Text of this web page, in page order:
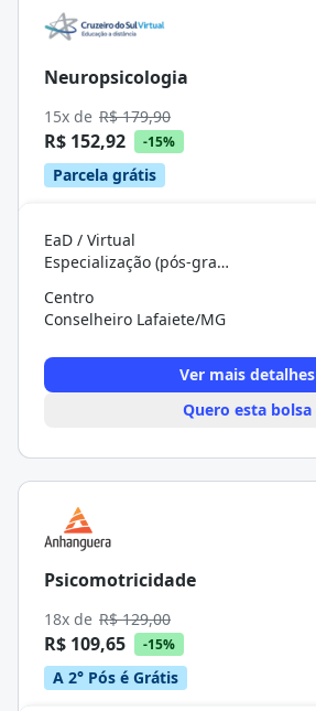
Neuropsicologia
15x de R$ 179,90
R$ 152,92 -15%
Parcela grátis
EaD / Virtual
Especialização (pós-graduação)
Centro
Conselheiro Lafaiete/MG
Ver mais detalhes
Quero esta bolsa
Psicomotricidade
18x de R$ 129,00
R$ 109,65 -15%
A 2° Pós é Grátis